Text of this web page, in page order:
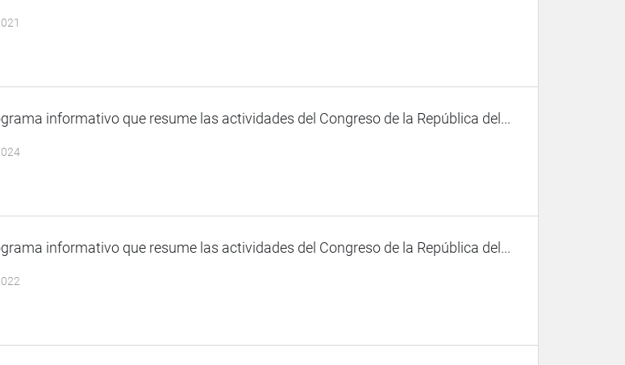
informativo que resume las actividades del Congreso de la República del...
informativo que resume las actividades del Congreso de la República del...